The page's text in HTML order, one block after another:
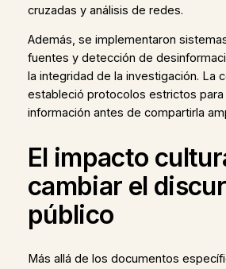
cruzadas y análisis de redes.
Además, se implementaron
fuentes y detección de
la integridad de la investigación. La
estableció protocolos estrictos para
información antes de compartirla
El impacto
cambiar el
público
Más allá de los documentos